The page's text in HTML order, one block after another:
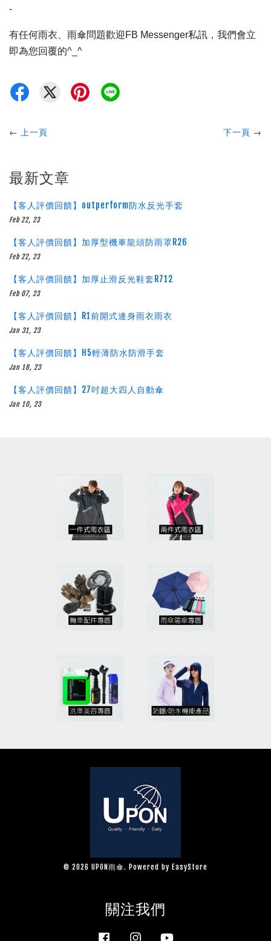
-
有任何雨衣、雨傘問題歡迎FB Messenger私訊，我們會立
即為您回覆的^_^
← 上一頁 下一頁 →
最新文章
【客人評價回饋】outperform防水反光手套
Feb 22, 23
【客人評價回饋】加厚型機車龍頭防雨罩R26
Feb 22, 23
【客人評價回饋】加厚止滑反光鞋套R712
Feb 07, 23
【客人評價回饋】R1前開式連身雨衣雨衣
Jan 31, 23
【客人評價回饋】H5輕薄防水防滑手套
Jan 18, 23
【客人評價回饋】27吋超大四人自動傘
Jan 10, 23
© 2026 UPON雨傘. Powered by EasyStore
關注我們
Facebook Instagram